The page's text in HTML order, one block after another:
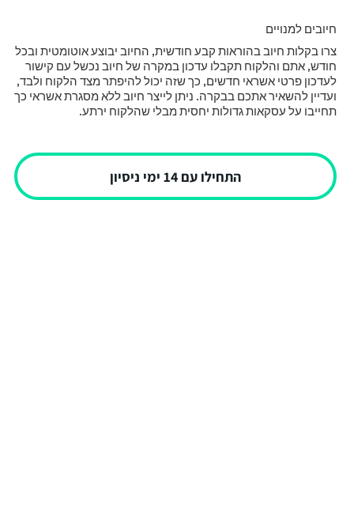
חיובים למנויים
צרו בקלות חיוב בהוראות קבע חודשית, החיוב יבוצע אוטומטית ובכל
חודש, אתם והלקוח תקבלו עדכון במקרה של חיוב נכשל עם קישור
לעדכון פרטי אשראי חדשים, כך שזה יכול להיפתר מצד הלקוח ולבד,
ועדיין להשאיר אתכם בבקרה. ניתן לייצר חיוב ללא מסגרת אשראי כך
תחייבו על עסקאות גדולות יחסית מבלי שהלקוח ירתע.
התחילו עם 14 ימי ניסיון